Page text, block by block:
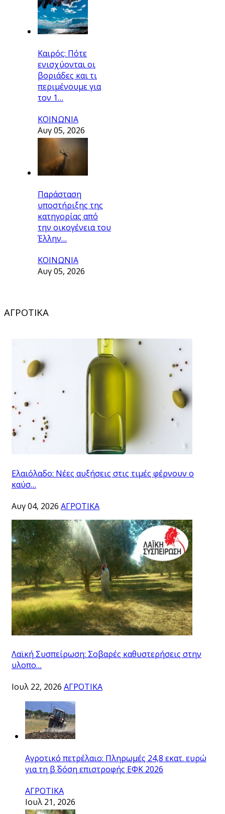
Καιρός: Πότε
ενισχύονται οι
βοριάδες και τι
περιμένουμε για
τον 1…
ΚΟΙΝΩΝΙΑ
Αυγ 05, 2026
Παράσταση
υποστήριξης της
κατηγορίας από
την οικογένεια του
Έλλην…
ΚΟΙΝΩΝΙΑ
Αυγ 05, 2026
ΑΓΡΟΤΙΚΑ
Ελαιόλαδο: Νέες αυξήσεις στις τιμές φέρνουν ο
καύσ…
Αυγ 04, 2026 ΑΓΡΟΤΙΚΑ
Λαϊκή Συσπείρωση: Σοβαρές καθυστερήσεις στην
υλοπο…
Ιουλ 22, 2026 ΑΓΡΟΤΙΚΑ
Αγροτικό πετρέλαιο: Πληρωμές 24,8 εκατ. ευρώ
για τη β΄ δόση επιστροφής ΕΦΚ 2026
ΑΓΡΟΤΙΚΑ
Ιουλ 21, 2026